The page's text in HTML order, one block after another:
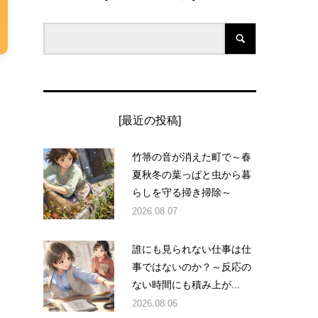
[最近の投稿]
竹箒の音が消えた町で～春
夏秋冬の葉っぱと虫から暮
らしを守る掃き掃除～
2026.08.07
誰にも見られない仕事は仕
事ではないのか？～反応の
ない時間にも積み上が...
2026.08.06